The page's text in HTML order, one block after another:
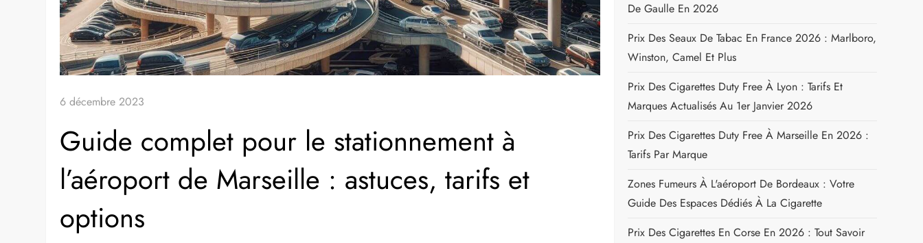
6 décembre 2023
Guide complet pour le stationnement à
l’aéroport de Marseille : astuces, tarifs et
options
De Gaulle En 2026
Prix Des Seaux De Tabac En France 2026 : Marlboro,
Winston, Camel Et Plus
Prix Des Cigarettes Duty Free À Lyon : Tarifs Et
Marques Actualisés Au 1er Janvier 2026
Prix Des Cigarettes Duty Free À Marseille En 2026 :
Tarifs Par Marque
Zones Fumeurs À L'aéroport De Bordeaux : Votre
Guide Des Espaces Dédiés À La Cigarette
Prix Des Cigarettes En Corse En 2026 : Tout Savoir